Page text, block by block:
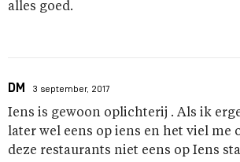
alles goed.
DM 3 september, 2017
Iens is gewoon oplichterij . Als ik
later wel eens op iens en het viel me
deze restaurants niet eens op Iens